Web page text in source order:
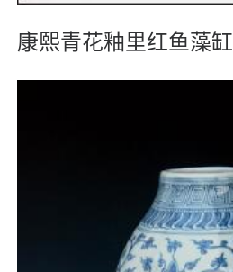
康熙青花釉里红鱼藻缸